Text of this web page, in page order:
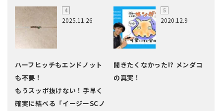
2025.11.26
ハーフヒッチもエンドノット
も不要！
もうスッポ抜けない！手早く
確実に結べる「イージーSCノ
2020.12.9
聞きたくなかった!? メンダコ
の真実！